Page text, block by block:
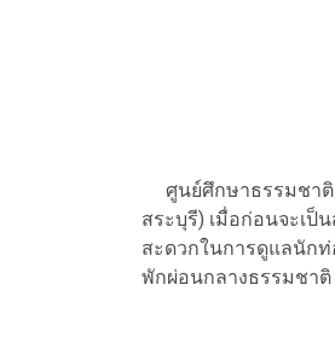
ศูนย์ศึกษาธรรมชาติ
สระบุรี) เมื่อก่อนจะเ
สะดวกในการดูแลนัก
พักผ่อนกลางธรรมชา